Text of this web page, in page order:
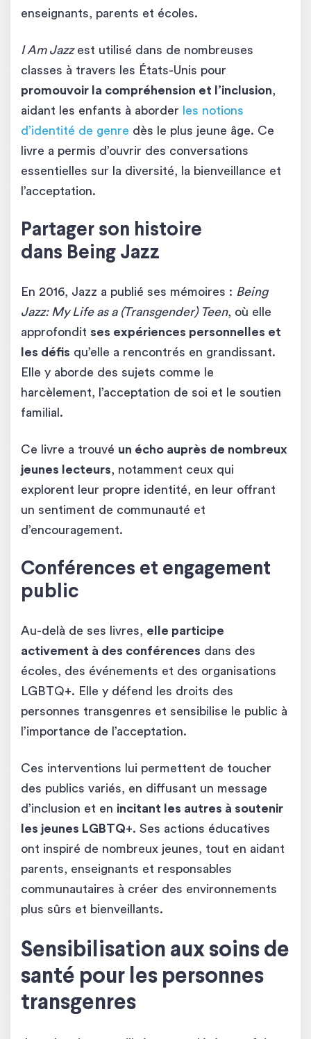
enseignants, parents et écoles.
I Am Jazzest utilisé dans de nombreuses
classes à travers les États-Unis pour
promouvoir la compréhension et l’inclusion,
aidant les enfants à aborder
les notions
d’identité de genre dès le plus jeune âge. Ce
livre a permis d’ouvrir des conversations
essentielles sur la diversité, la bienveillance et
l’acceptation.
Partager son histoire
dans Being Jazz
En 2016, Jazz a publié ses mémoires : Being
Jazz: My Life as a (Transgender) Teen, où elle
approfondit ses expériences personnelles et
les défis qu’elle a rencontrés en grandissant.
Elle y aborde des sujets comme le
harcèlement, l’acceptation de soi et le soutien
familial.
Ce livre a trouvé un écho auprès de nombreux
jeunes lecteurs, notamment ceux qui
explorent leur propre identité, en leur offrant
un sentiment de communauté et
d’encouragement.
Conférences et engagement
public
Au-delà de ses livres, elle participe
activement à des conférences dans des
écoles, des événements et des organisations
LGBTQ+. Elle y défend les droits des
personnes transgenres et sensibilise le public à
l’importance de l’acceptation.
Ces interventions lui permettent de toucher
des publics variés, en diffusant un message
d’inclusion et en incitant les autres à soutenir
les jeunes LGBTQ+. Ses actions éducatives
ont inspiré de nombreux jeunes, tout en aidant
parents, enseignants et responsables
communautaires à créer des environnements
plus sûrs et bienveillants.
Sensibilisation aux soins de
santé pour les personnes
transgenres